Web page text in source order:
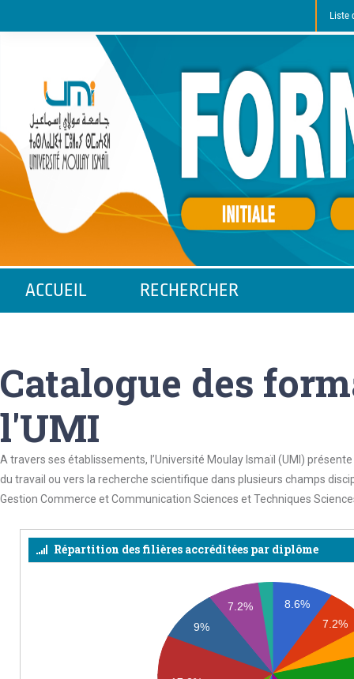
Liste
ACCUEIL RECHERCHER
Catalogue des
l'UMI
A travers ses établissements, l’Université Moulay Ismaïl (UMI)
du travail ou vers la recherche scientifique dans plusieurs champs
Gestion Commerce et Communication Sciences et Techniques
Répartition des filières accréditées par diplôme
8.6%
7.2%
7.2%
9%